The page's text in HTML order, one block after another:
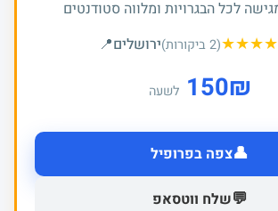
מגישה לכל הבגרויות ומלווה סטודנטים
(2 ביקורות)★★★★ ירושלים📍
₪
150 לשעה
👤צפה בפרופיל
💬שלח ווטסאפ